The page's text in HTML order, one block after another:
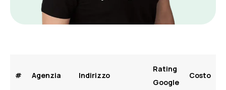
# Agenzia Indirizzo
Rating
Google
Costo